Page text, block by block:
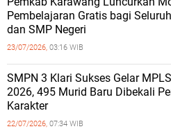
Pembelajaran Gratis bagi
dan SMP Negeri
23/07/2026, 03:16 WIB
SMPN 3 Klari Sukses Gelar
2026, 495 Murid Baru Dibekali
Karakter
22/07/2026, 07:34 WIB